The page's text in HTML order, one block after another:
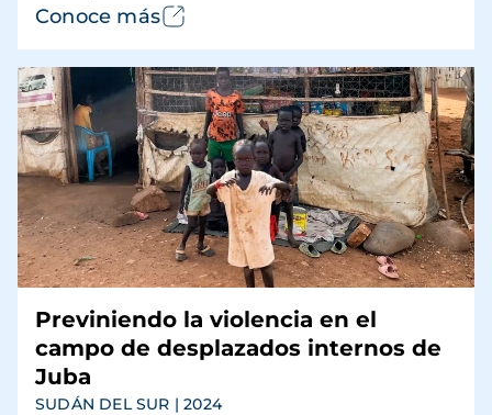
Conoce más
Previniendo la violencia en el
campo de desplazados internos de
Juba
SUDÁN DEL SUR | 2024